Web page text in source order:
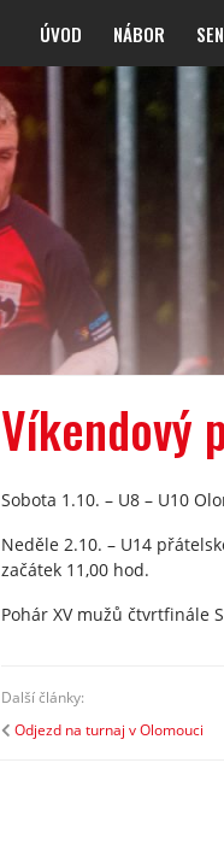
ÚVOD NÁBOR
Víkendový
Sobota 1.10. – U8 – U10
Neděle 2.10. – U14
začátek 11,00 hod.
Pohár XV mužů čtvrtfinále
Další články:
Odjezd na turnaj v Olomouci